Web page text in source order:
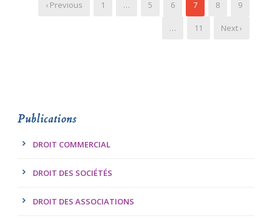
‹ Previous 1 … 5 6 7 8 9
… 11 Next ›
Publications
DROIT COMMERCIAL
DROIT DES SOCIÉTÉS
DROIT DES ASSOCIATIONS